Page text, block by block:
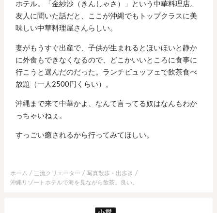
ホテル。「金紗沙（きんしゃさ）」という中華料理店。
友人に聞いた話だと、ここが沖縄でもトップクラスに美
味しい中華料理屋さんらしい。
妻がもうすぐ出産で、子供が生まれるとほいほいと静か
に外食もできなくなるので、どこかいいところに食事に
行こうと選んだのだった。ランチビュッフェで飲茶食べ
放題（一人2500円くらい）。
沖縄まで来て中華かよ、なんて言ってる奴はなんもわか
っちゃいねぇ。
すっごい癒されるから行ってみてほしい。
ホーム 三流クリエーター
写真散歩・出歩き
沖縄リゾートホテルで海を見ながら飲茶。良い。